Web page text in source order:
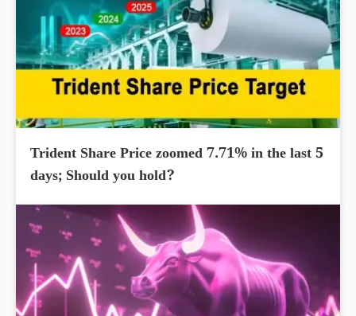
Trident Share Price zoomed 7.71% in the last 5
days; Should you hold?